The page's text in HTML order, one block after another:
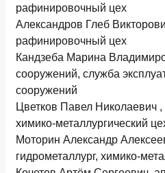
рафинировочный цех
Александров Глеб
рафинировочный цех
Кандзеба Марина
сооружений, служба
сооружений
Цветков Павел Николаевич ,
химико-металлургический
Моторин Александр
гидрометаллург, химико-